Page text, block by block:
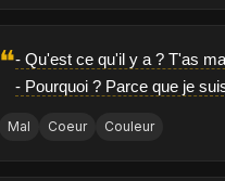
❝- Qu'est ce qu'il y a ? T'as
- Pourquoi ? Parce que je
Mal Coeur Couleur